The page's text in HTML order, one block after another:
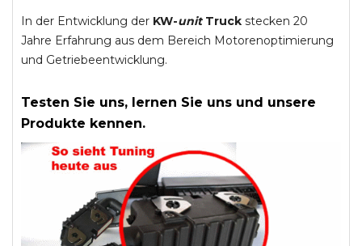
In der Entwicklung der KW-unitTruck stecken 20
Jahre Erfahrung aus dem Bereich Motorenoptimierung
und Getriebeentwicklung.
Testen Sie uns, lernen Sie uns und unsere
Produkte kennen.